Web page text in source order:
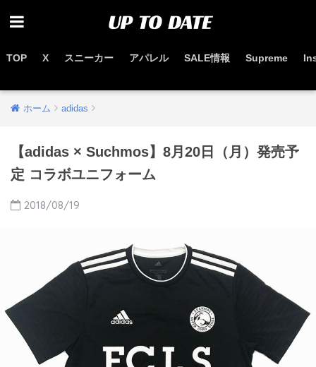
TOP X スニーカー アパレル SALE情報 Supreme
ホーム adidas
【adidas × Suchmos】8月20日（月）発売予
定 コラボユニフォーム
2018/08/19